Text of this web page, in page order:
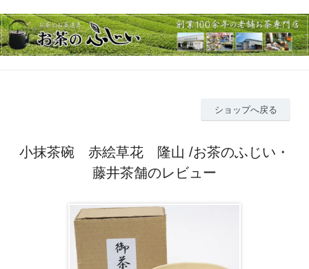
ショップへ戻る
小抹茶碗 赤絵草花 隆山 /お茶のふじい・
藤井茶舗のレビュー